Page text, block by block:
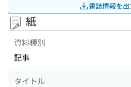
書誌情報を出
紙
資料種別
記事
タイトル